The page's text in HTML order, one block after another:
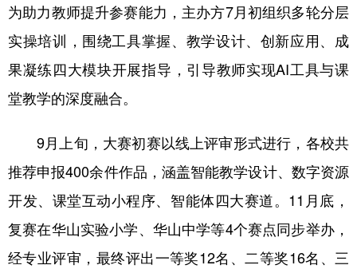
为助力教师提升参赛能力，主办方7月初组织多轮分层
实操培训，围绕工具掌握、教学设计、创新应用、成
果凝练四大模块开展指导，引导教师实现AI工具与课
堂教学的深度融合。
9月上旬，大赛初赛以线上评审形式进行，各校共
推荐申报400余件作品，涵盖智能教学设计、数字资源
开发、课堂互动小程序、智能体四大赛道。11月底，
复赛在华山实验小学、华山中学等4个赛点同步举办，
经专业评审，最终评出一等奖12名、二等奖16名、三